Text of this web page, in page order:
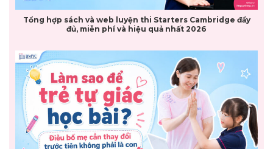
Tổng hợp sách và web luyện thi Starters Cambridge đầy
đủ, miễn phí và hiệu quả nhất 2026